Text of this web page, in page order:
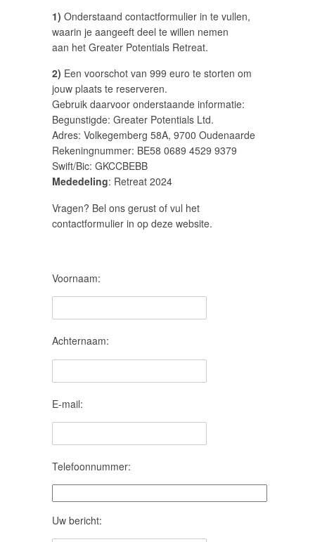
1) Onderstaand contactformulier in te vullen,
waarin je aangeeft deel te willen nemen
aan het Greater Potentials Retreat.
2) Een voorschot van 999 euro te storten om
jouw plaats te reserveren.
Gebruik daarvoor onderstaande informatie:
Begunstigde: Greater Potentials Ltd.
Adres: Volkegemberg 58A, 9700 Oudenaarde
Rekeningnummer: BE58 0689 4529 9379
Swift/Bic: GKCCBEBB
Mededeling: Retreat 2024
Vragen? Bel ons gerust of vul het
contactformulier in op deze website.
Voornaam:
Achternaam:
E-mail:
Telefoonnummer:
Uw bericht: